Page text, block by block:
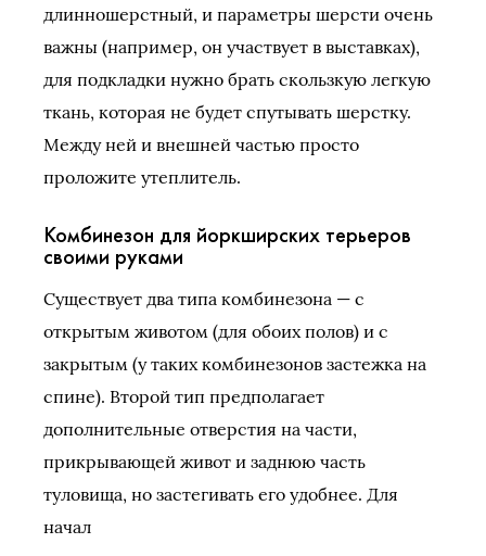
длинношерстный, и параметры шерсти очень
важны (например, он участвует в выставках),
для подкладки нужно брать скользкую легкую
ткань, которая не будет спутывать шерстку.
Между ней и внешней частью просто
проложите утеплитель.
Комбинезон для йоркширских терьеров
своими руками
Существует два типа комбинезона — с
открытым животом (для обоих полов) и с
закрытым (у таких комбинезонов застежка на
спине). Второй тип предполагает
дополнительные отверстия на части,
прикрывающей живот и заднюю часть
туловища, но застегивать его удобнее. Для
начал